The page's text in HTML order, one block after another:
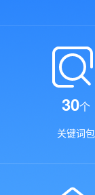
30个
关键词包